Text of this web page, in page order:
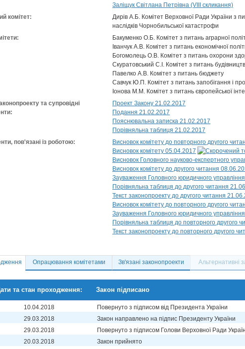
Заліщук Світлана Петрівна (VIII скликання)
комітет:
Дирів А.Б. Комітет Верховної Ради України з
наслідків Чорнобильської катастрофи
Бакуменко О.Б. Комітет з питань аграрної
Іванчук А.В. Комітет з питань економічної
Богомолець О.В. Комітет з питань охорони
Скуратовський С.І. Комітет з питань
Павелко А.В. Комітет з питань бюджету
Савчук Ю.П. Комітет з питань запобігання і
Іонова М.М. Комітет з питань європейської
та супровідні
Проект Закону 21.02.2017
Подання 21.02.2017
Пояснювальна записка 21.02.2017
Порівняльна таблиця 21.02.2017
пов'язані із роботою:
Висновок комітету до повторного другого
Висновок комітету 05.04.2017
Висновок Головного науково-експертного
Висновок комітету до другого читання
Зауваження Головного юридичного
Порівняльна таблиця до другого читання
Текст законопроекту до другого читання
Висновок комітету до повторного другого
Зауваження Головного юридичного
Порівняльна таблиця до повторного другого
Текст законопроекту до повторного другого
Опрацювання комітетами Зв'язані законопроекти Альтернативні
та стан проходження: Закон підписано
10.04.2018
Повернуто з підписом від Президента України
29.03.2018
Закон направлено на підпис Президенту України
29.03.2018
Повернуто з підписом Голови Верховної Ради
20.03.2018
Закон прийнято